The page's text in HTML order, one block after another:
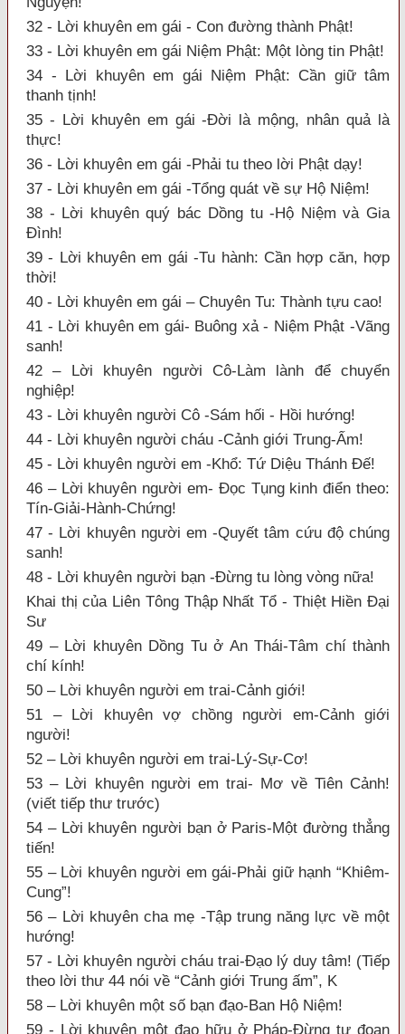
32 - Lời khuyên em gái - Con đường thành Phật!
33 - Lời khuyên em gái Niệm Phật: Một lòng tin Phật!
34 - Lời khuyên em gái Niệm Phật: Cần giữ tâm
thanh tịnh!
35 - Lời khuyên em gái -Đời là mộng, nhân quả là
thực!
36 - Lời khuyên em gái -Phải tu theo lời Phật dạy!
37 - Lời khuyên em gái -Tổng quát về sự Hộ Niệm!
38 - Lời khuyên quý bác Dồng tu -Hộ Niệm và Gia
Đình!
39 - Lời khuyên em gái -Tu hành: Cần hợp căn, hợp
thời!
40 - Lời khuyên em gái – Chuyên Tu: Thành tựu cao!
41 - Lời khuyên em gái- Buông xả - Niệm Phật -Vãng
sanh!
42 – Lời khuyên người Cô-Làm lành để chuyển
nghiệp!
43 - Lời khuyên người Cô -Sám hối - Hồi hướng!
44 - Lời khuyên người cháu -Cảnh giới Trung-Ấm!
45 - Lời khuyên người em -Khổ: Tứ Diệu Thánh Đế!
46 – Lời khuyên người em- Đọc Tụng kinh điển theo:
Tín-Giải-Hành-Chứng!
47 - Lời khuyên người em -Quyết tâm cứu độ chúng
sanh!
48 - Lời khuyên người bạn -Đừng tu lòng vòng nữa!
Khai thị của Liên Tông Thập Nhất Tổ - Thiệt Hiền Đại
Sư
49 – Lời khuyên Dồng Tu ở An Thái-Tâm chí thành
chí kính!
50 – Lời khuyên người em trai-Cảnh giới!
51 – Lời khuyên vợ chồng người em-Cảnh giới
người!
52 – Lời khuyên người em trai-Lý-Sự-Cơ!
53 – Lời khuyên người em trai- Mơ về Tiên Cảnh!
(viết tiếp thư trước)
54 – Lời khuyên người bạn ở Paris-Một đường thẳng
tiến!
55 – Lời khuyên người em gái-Phải giữ hạnh “Khiêm-
Cung”!
56 – Lời khuyên cha mẹ -Tập trung năng lực về một
hướng!
57 - Lời khuyên người cháu trai-Đạo lý duy tâm! (Tiếp
theo lời thư 44 nói về “Cảnh giới Trung ấm”, K
58 – Lời khuyên một số bạn đạo-Ban Hộ Niệm!
59 - Lời khuyên một đạo hữu ở Pháp-Đừng tự đoạn